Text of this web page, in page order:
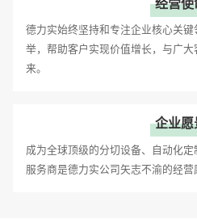
经营使
德力实始终坚持和专注企业核心关
举，帮助客户实现价值增长，与广
来。
企业愿
成为全球顶级的分切设备、自动化
服务商是德力实公司矢志不渝的经营